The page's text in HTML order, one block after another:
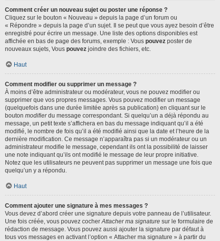
Comment créer un nouveau sujet ou poster une réponse ?
Cliquez sur le bouton « Nouveau » depuis la page d’un forum ou
« Répondre » depuis la page d’un sujet. Il se peut que vous ayez besoin d’être
enregistré pour écrire un message. Une liste des options disponibles est
affichée en bas de page des forums, exemple : Vous pouvez poster de
nouveaux sujets, Vous pouvez joindre des fichiers, etc.
Haut
Comment modifier ou supprimer un message ?
À moins d’être administrateur ou modérateur, vous ne pouvez modifier ou
supprimer que vos propres messages. Vous pouvez modifier un message
(quelquefois dans une durée limitée après sa publication) en cliquant sur le
bouton modifierdu message correspondant. Si quelqu’un a déjà répondu au
message, un petit texte s’affichera en bas du message indiquant qu’il a été
modifié, le nombre de fois qu’il a été modifié ainsi que la date et l’heure de la
dernière modification. Ce message n’apparaîtra pas si un modérateur ou un
administrateur modifie le message, cependant ils ont la possibilité de laisser
une note indiquant qu’ils ont modifié le message de leur propre initiative.
Notez que les utilisateurs ne peuvent pas supprimer un message une fois que
quelqu’un y a répondu.
Haut
Comment ajouter une signature à mes messages ?
Vous devez d’abord créer une signature depuis votre panneau de l’utilisateur.
Une fois créée, vous pouvez cocherAttacher ma signature sur le formulaire de
rédaction de message. Vous pouvez aussi ajouter la signature par défaut à
tous vos messages en activant l’option « Attacher ma signature » à partir du